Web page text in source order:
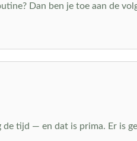
Dan ben je toe aan de
tijd — en dat is prima. Er is